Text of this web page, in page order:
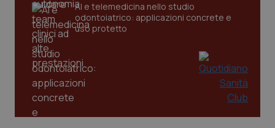
AI e telemedicina nello studio
odontoiatrico: applicazioni concrete e
uso protetto
tracking-sites-ironfish-
session-id
www.quotidianosanita.it
_ga